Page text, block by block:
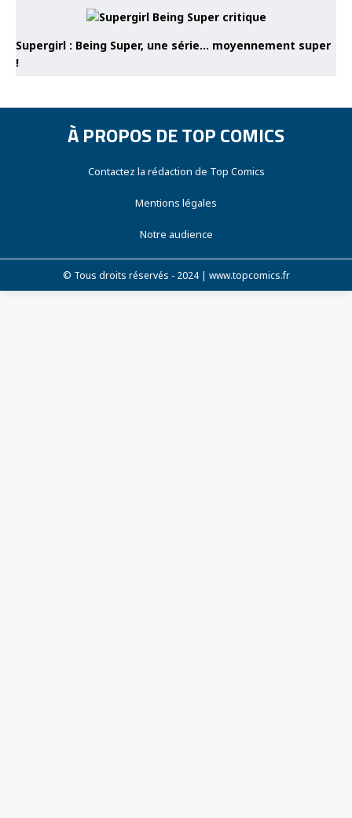
Supergirl : Being Super, une série… moyennement super
!
À PROPOS DE TOP COMICS
Contactez la rédaction de Top Comics
Mentions légales
Notre audience
© Tous droits réservés - 2024 | www.topcomics.fr